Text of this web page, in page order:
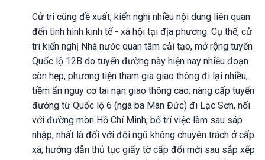
Cử tri cũng đề xuất, kiến nghị nhiều nội dung liên quan
đến tình hình kinh tế - xã hội tại địa phương. Cụ thể, cử
tri kiến nghị Nhà nước quan tâm cải tạo, mở rộng tuyến
Quốc lộ 12B do tuyến đường này hiện nay nhiều đoạn
còn hẹp, phương tiện tham gia giao thông đi lại nhiều,
tiềm ẩn nguy cơ tai nạn giao thông cao; nâng cấp tuyến
đường từ Quốc lộ 6 (ngã ba Mãn Đức) đi Lạc Sơn, nối
với đường mòn Hồ Chí Minh; bố trí việc làm sau sáp
nhập, nhất là đối với đội ngũ không chuyên trách ở cấp
xã; hướng dẫn thủ tục giấy tờ cấp đổi mới sau sắp xếp